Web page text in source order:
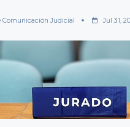
Comunicación Judicial Jul 31,